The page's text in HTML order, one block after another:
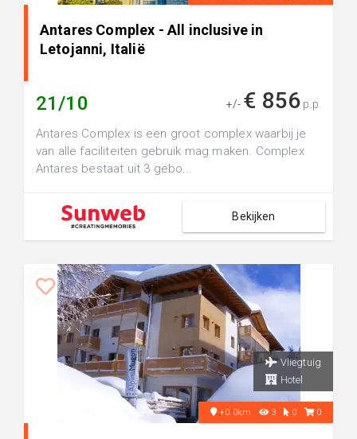
Antares Complex - All inclusive in
Letojanni, Italië
21/10 +/- € 856 p.p.
Antares Complex is een groot complex waarbij je
van alle faciliteiten gebruik mag maken. Complex
Antares bestaat uit 3 gebo...
Bekijken
Vliegtuig
Hotel
+0.0km 3 0 0